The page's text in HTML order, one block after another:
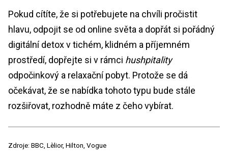
Pokud cítíte, že si potřebujete na chvíli pročistit
hlavu, odpojit se od online světa a dopřát si pořádný
digitální detox v tichém, klidném a příjemném
prostředí, dopřejte si v rámci hushpitality
odpočinkový a relaxační pobyt. Protože se dá
očekávat, že se nabídka tohoto typu bude stále
rozšiřovat, rozhodně máte z čeho vybírat.
Zdroje: BBC, Lèlior, Hilton, Vogue